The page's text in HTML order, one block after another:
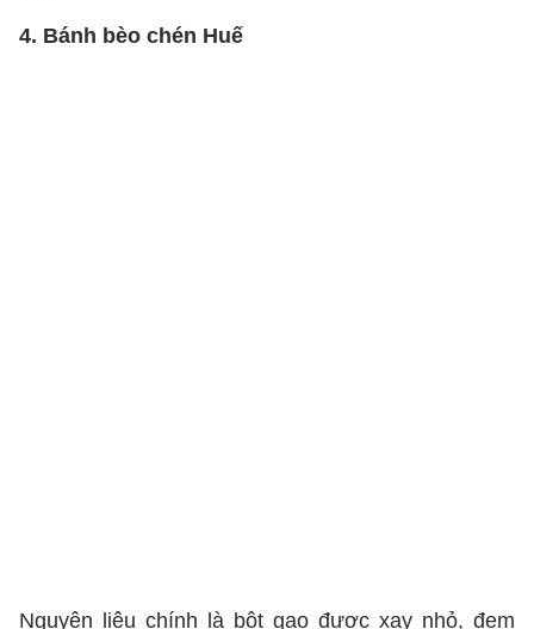
4. Bánh bèo chén Huế
Nguyên liệu chính là bột gạo được xay nhỏ, đem